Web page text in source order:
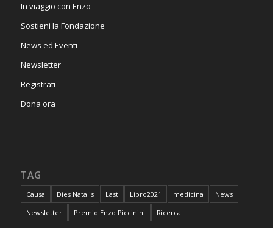
In viaggio con Enzo
Sostieni la Fondazione
News ed Eventi
Newsletter
Registrati
Dona ora
TAG
Causa Dies Natalis Last Libro2021 medicina
News
Newsletter
Premio Enzo Piccinini Ricerca